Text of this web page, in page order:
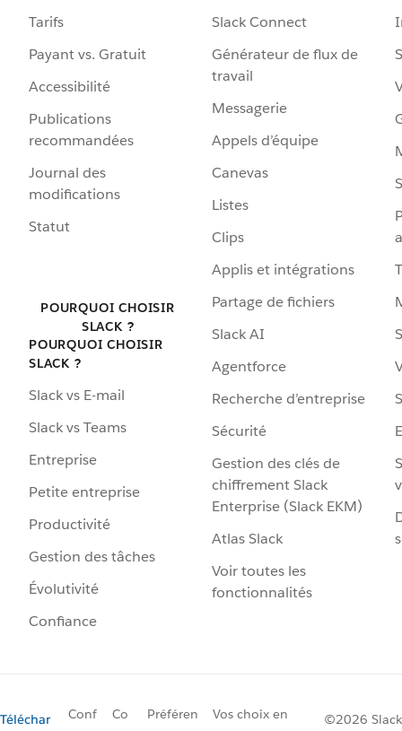
Tarifs
Payant vs. Gratuit
Accessibilité
Publications
recommandées
Journal des
modifications
Statut
POURQUOI CHOISIR
SLACK ?
POURQUOI CHOISIR
SLACK ?
Slack vs E-mail
Slack vs Teams
Entreprise
Petite entreprise
Productivité
Gestion des tâches
Évolutivité
Confiance
Slack Connect
Générateur de flux de
travail
Messagerie
Appels d’équipe
Canevas
Listes
Clips
Applis et intégrations
Partage de fichiers
Slack AI
Agentforce
Recherche d’entreprise
Sécurité
Gestion des clés de
chiffrement Slack
Enterprise (Slack EKM)
Atlas Slack
Voir toutes les
fonctionnalités
Téléchar
Conf
Co
Préféren
Vos choix en
©2026 Slack